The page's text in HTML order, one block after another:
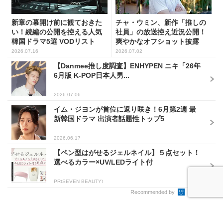
新章の幕開け前に観ておきた
い！続編の公開を控える人気
韓国ドラマ5選 VODリスト
2026.07.16
チャ・ウミン、新作「推しの
社員」の放送控え近況公開！
爽やかなオフショット披露
2026.07.02
【Danmee推し度調査】ENHYPEN ニキ「26年
6月版 K-POP日本人男...
2026.07.06
イム・ジヨンが首位に返り咲き！6月第2週 最
新韓国ドラマ 出演者話題性トップ5
2026.06.17
【ペン型はがせるジェルネイル】５点セット！
選べるカラー×UV/LEDライト付
PR(SEVEN BEAUTY)
Recommended by